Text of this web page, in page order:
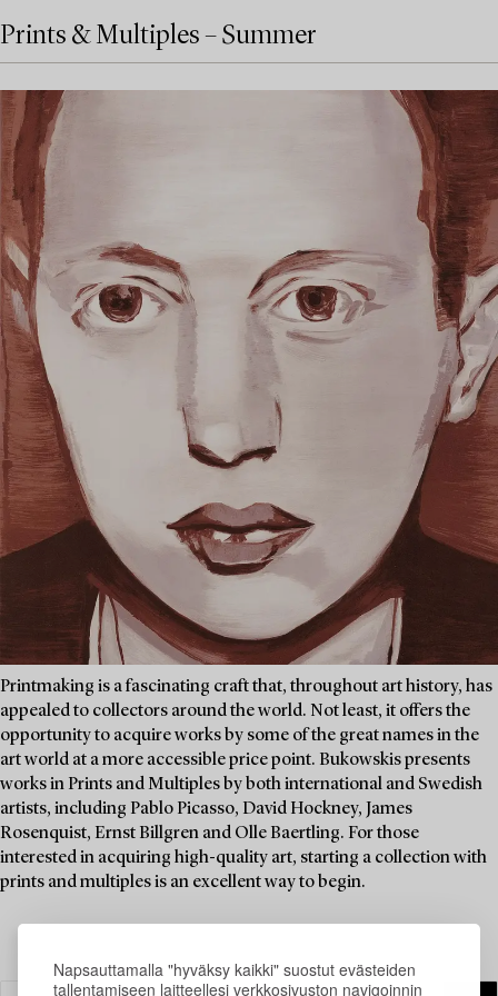
Napsauttamalla "hyväksy kaikki" suostut evästeiden
tallentamiseen laitteellesi verkkosivuston navigoinnin
Prints & Multiples – Summer
Printmaking is a fascinating craft that, throughout art history, has
appealed to collectors around the world. Not least, it offers the
opportunity to acquire works by some of the great names in the
art world at a more accessible price point. Bukowskis presents
works in Prints and Multiples by both international and Swedish
artists, including Pablo Picasso, David Hockney, James
Rosenquist, Ernst Billgren and Olle Baertling. For those
interested in acquiring high-quality art, starting a collection with
prints and multiples is an excellent way to begin.